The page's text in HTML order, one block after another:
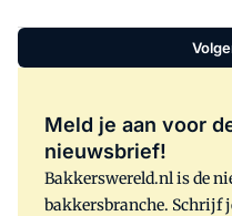
een
ook de
Meld je aan voor
nieuwsbrief!
Bakkerswereld.nl is de
bakkersbranche. Schrijf